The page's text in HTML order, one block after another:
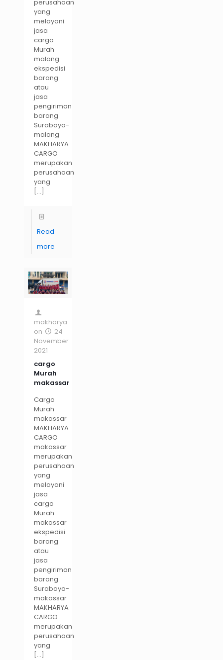
perusahaan
yang
melayani
jasa
cargo
Murah
malang
ekspedisi
barang
atau
jasa
pengiriman
barang
Surabaya-
malang
MAKHARYA
CARGO
merupakan
perusahaan
yang
[…]
Read
more
makharya
on
24
November
2021
cargo
Murah
makassar
Cargo
Murah
makassar
MAKHARYA
CARGO
makassar
merupakan
perusahaan
yang
melayani
jasa
cargo
Murah
makassar
ekspedisi
barang
atau
jasa
pengiriman
barang
Surabaya-
makassar
MAKHARYA
CARGO
merupakan
perusahaan
yang
[…]